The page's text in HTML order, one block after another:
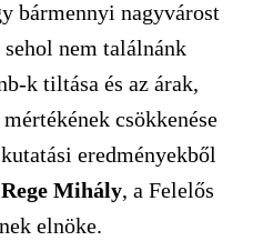
bármennyi nagyvárost
nem találnánk
k tiltása és az árak,
csökkenése
eredményekből
Rege Mihály, a Felelős
elnöke.